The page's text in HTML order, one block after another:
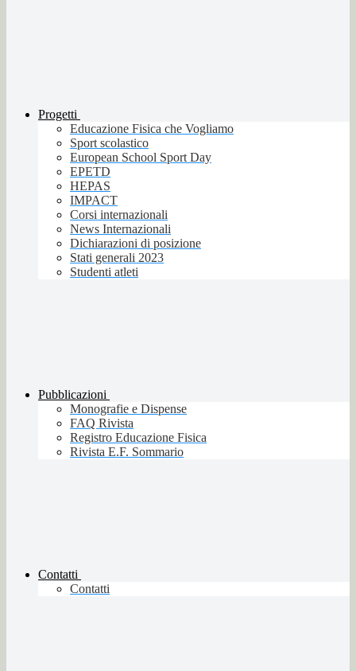
Progetti
Educazione Fisica che Vogliamo
Sport scolastico
European School Sport Day
EPETD
HEPAS
IMPACT
Corsi internazionali
News Internazionali
Dichiarazioni di posizione
Stati generali 2023
Studenti atleti
Pubblicazioni
Monografie e Dispense
FAQ Rivista
Registro Educazione Fisica
Rivista E.F. Sommario
Contatti
Contatti